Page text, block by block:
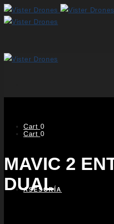
Cart 0
ASESORÍA
Cart 0
MAVIC 2
DUAL